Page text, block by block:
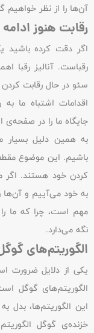
آن‌ها را از نظر خواهیم
رقابت هنوز ادامه
اگر دقت کرده باشید
رقباست. آنالیز رقبا
سئو در حال رقابت
اقدامات اشتباه ما به
جایگاه ما را در صفحه‌ی
به همین دلیل بسیار
باشیم. این موضوع
کردن خود هستند. اگر
به خود می‌آییم و آن‌ها
مهم است، چرا که ما
نگه می‌دارد.
الگوریتم‌های
یکی از دلایل ضرورت
الگوریتم‌های گوگل
این الگوریتم‌ها، بدل
خزنده‌ی گوگل